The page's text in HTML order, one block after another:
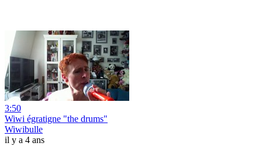
3:50
Wiwi égratigne "the drums"
Wiwibulle
il y a 4 ans